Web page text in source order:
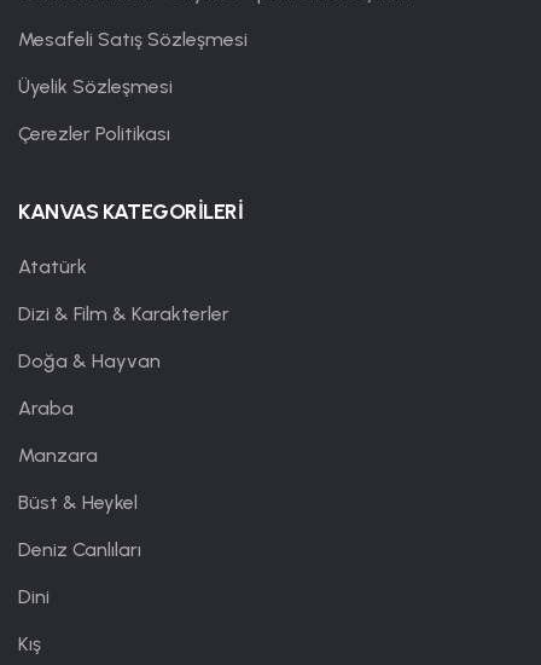
Mesafeli Satış Sözleşmesi
Üyelik Sözleşmesi
Çerezler Politikası
KANVAS KATEGORİLERİ
Atatürk
Dizi & Film & Karakterler
Doğa & Hayvan
Araba
Manzara
Büst & Heykel
Deniz Canlıları
Dini
Kış